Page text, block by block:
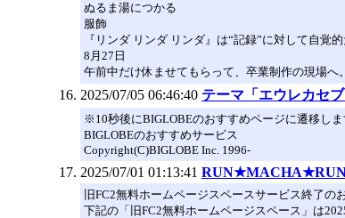
ぬるま湯につかる
服飾
『リンダ リンダ リンダ』は“記録”に対して自覚
8月27日
午前中だけ休ませてもらって、卒業制作の現場
2025/07/05 06:46:40 テーマ「エウレカセ
※10秒後にBIGLOBEのおすすめページに遷移しま
BIGLOBEのおすすめサービス
Copyright(C)BIGLOBE Inc. 1996-
2025/07/01 01:13:41
旧FC2無料ホームページスペースサービス終了の
下記の「旧FC2無料ホームページスペース」は